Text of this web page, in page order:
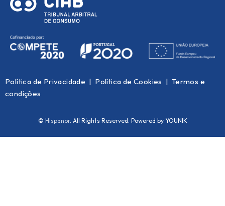
Política de Privacidade | Política de Cookies | Termos e
condições
© Hispanor. All Rights Reserved. Powered by YOUNIK